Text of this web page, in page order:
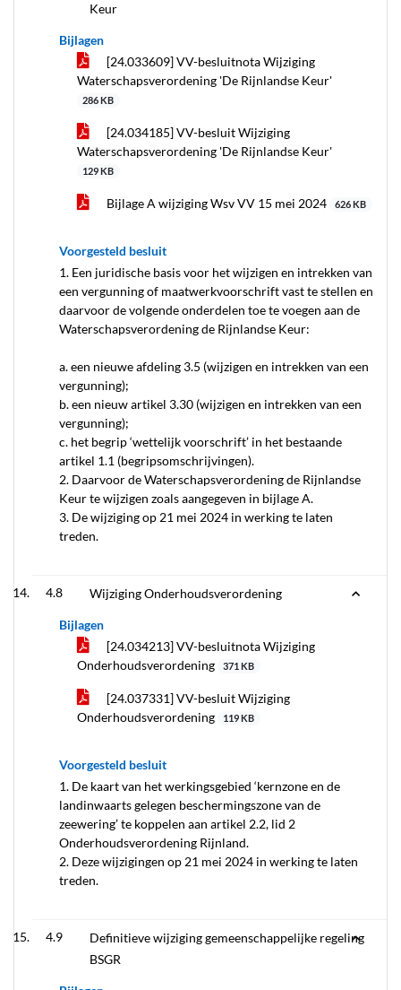
Keur
Bijlagen
[24.033609] VV-besluitnota Wijziging
Waterschapsverordening 'De Rijnlandse Keur'
286 KB
[24.034185] VV-besluit Wijziging
Waterschapsverordening 'De Rijnlandse Keur'
129 KB
Bijlage A wijziging Wsv VV 15 mei 2024 626 KB
Voorgesteld besluit
1. Een juridische basis voor het wijzigen en intrekken van
een vergunning of maatwerkvoorschrift vast te stellen en
daarvoor de volgende onderdelen toe te voegen aan de
Waterschapsverordening de Rijnlandse Keur:
a. een nieuwe afdeling 3.5 (wijzigen en intrekken van een
vergunning);
b. een nieuw artikel 3.30 (wijzigen en intrekken van een
vergunning);
c. het begrip ‘wettelijk voorschrift’ in het bestaande
artikel 1.1 (begripsomschrijvingen).
2. Daarvoor de Waterschapsverordening de Rijnlandse
Keur te wijzigen zoals aangegeven in bijlage A.
3. De wijziging op 21 mei 2024 in werking te laten
treden.
4.8 Wijziging Onderhoudsverordening
Bijlagen
[24.034213] VV-besluitnota Wijziging
Onderhoudsverordening
371 KB
[24.037331] VV-besluit Wijziging
Onderhoudsverordening
119 KB
Voorgesteld besluit
1. De kaart van het werkingsgebied ‘kernzone en de
landinwaarts gelegen beschermingszone van de
zeewering’ te koppelen aan artikel 2.2, lid 2
Onderhoudsverordening Rijnland.
2. Deze wijzigingen op 21 mei 2024 in werking te laten
treden.
4.9
Definitieve wijziging gemeenschappelijke regeling
BSGR